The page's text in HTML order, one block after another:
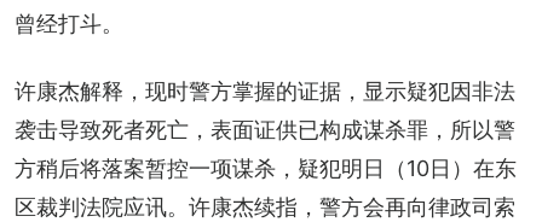
曾经打斗。
许康杰解释，现时警方掌握的证据，显示疑犯因非法
袭击导致死者死亡，表面证供已构成谋杀罪，所以警
方稍后将落案暂控一项谋杀，疑犯明日（10日）在东
区裁判法院应讯。许康杰续指，警方会再向律政司索